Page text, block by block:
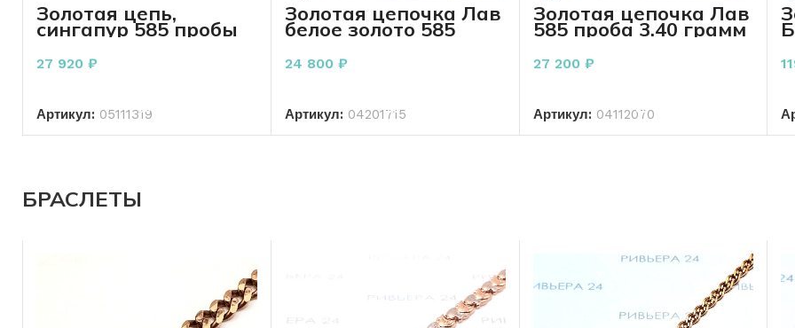
Золотая цепь,
сингапур 585 пробы
3.49 грамма
27 920 ₽
Артикул: 05111319
Золотая цепочка Лав
белое золото 585
см
24 800 ₽
Артикул: 04201715
Золотая цепочка Лав
585 проба 3.40 грамм
27 200 ₽
Артикул: 04112070
БРАСЛЕТЫ